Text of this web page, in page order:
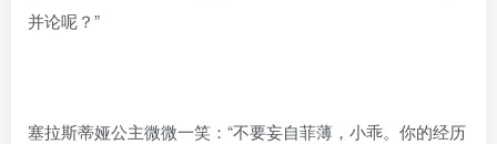
并论呢？”
塞拉斯蒂娅公主微微一笑：“不要妄自菲薄，小乖。你的经历